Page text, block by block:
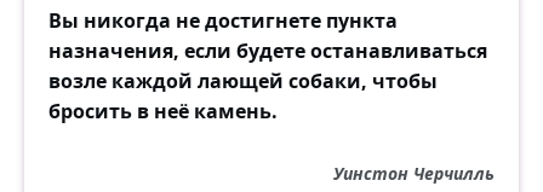
Вы никогда не достигнете пункта
назначения, если будете останавливаться
возле каждой лающей собаки, чтобы
бросить в неё камень.
Уинстон Черчилль